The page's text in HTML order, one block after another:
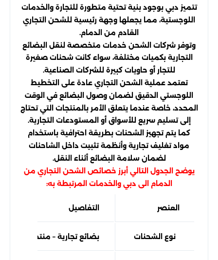
تتميز دبي بوجود بنية تحتية متطورة للتجارة والخدمات
اللوجستية، مما يجعلها وجهة رئيسية للشحن التجاري
القادم من الدمام.
وتوفر شركات الشحن خدمات متخصصة لنقل البضائع
التجارية بكميات مختلفة، سواء كانت شحنات صغيرة
للتجار أو حاويات كبيرة للشركات الصناعية.
تعتمد عملية الشحن التجاري عادة على التخطيط
اللوجستي الدقيق لضمان وصول البضائع في الوقت
المحدد، خاصة عندما يتعلق الأمر بالمنتجات التي تحتاج
إلى تسليم سريع للأسواق أو المستودعات التجارية.
كما يتم تجهيز الشحنات بطريقة احترافية باستخدام
مواد تغليف تجارية وأنظمة تثبيت داخل الشاحنات
لضمان سلامة البضائع أثناء النقل.
يوضح الجدول التالي أبرز خصائص الشحن التجاري من
الدمام الى دبي والخدمات المرتبطة به:
العنصر التفاصيل
نوع الشحنات بضائع تجارية – منتجات